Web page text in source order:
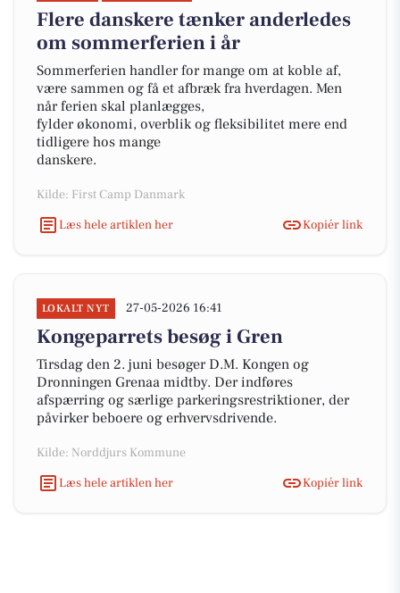
Flere danskere tænker anderledes
om sommerferien i år
Sommerferien handler for mange om at koble af,
være sammen og få et afbræk fra hverdagen. Men
når ferien skal planlægges,
fylder økonomi, overblik og fleksibilitet mere end
tidligere hos mange
danskere.
Kilde: First Camp Danmark
Læs hele artiklen her
Kopiér link
LOKALT NYT 27-05-2026 16:41
Kongeparrets besøg i Gren
Tirsdag den 2. juni besøger D.M. Kongen og
Dronningen Grenaa midtby. Der indføres
afspærring og særlige parkeringsrestriktioner, der
påvirker beboere og erhvervsdrivende.
Kilde: Norddjurs Kommune
Læs hele artiklen her
Kopiér link